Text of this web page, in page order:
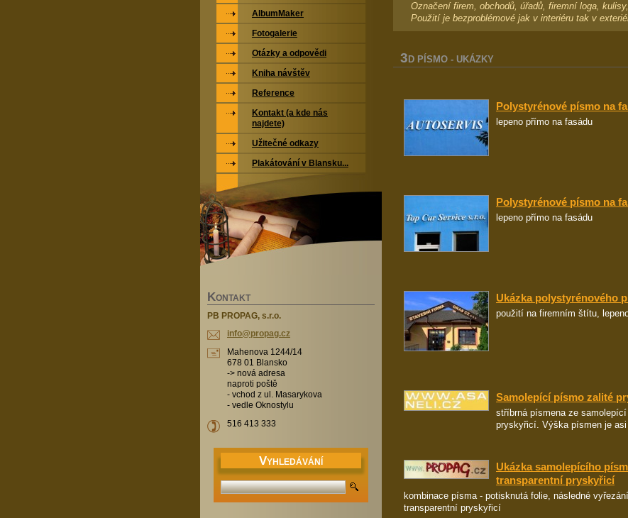
Označení firem, obchodů, úřadů, firemní loga,
Použití je bezproblémové jak v interiéru tak v
3 D PÍSMO - UKÁZKY
Polystyrénové písmo na
lepeno přímo na fasádu
Polystyrénové písmo na
lepeno přímo na fasádu
Ukázka polystyrénového
použití na firemním štítu,
Samolepící písmo zalité
stříbrná písmena ze
pryskyřicí. Výška písmen je asi
Ukázka samolepícího
transparentní pryskyřicí
kombinace písma - potisknutá folie, následné
transparentní pryskyřicí
AlbumMaker
Fotogalerie
Otázky a odpovědi
Kniha návštěv
Reference
Kontakt (a kde nás
najdete)
Užitečné odkazy
Plakátování v Blansku...
KONTAKT
PB PROPAG, s.r.o.
info@propag.cz
Mahenova 1244/14
678 01 Blansko
-> nová adresa
naproti poště
- vchod z ul. Masarykova
- vedle Oknostylu
516 413 333
VYHLEDÁVÁNÍ